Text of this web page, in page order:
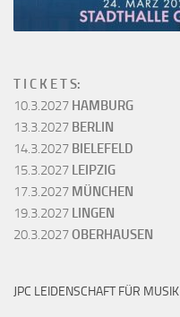
T I C K E T S:
10.3.2027 HAMBURG
13.3.2027 BERLIN
14.3.2027 BIELEFELD
15.3.2027 LEIPZIG
17.3.2027 MÜNCHEN
19.3.2027 LINGEN
20.3.2027OBERHAUSEN
JPC LEIDENSCHAFT FÜR MUSIK